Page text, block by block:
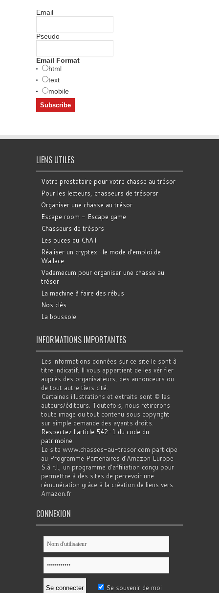
Email
Pseudo
Email Format
html
text
mobile
LIENS UTILES
Votre prestataire pour votre chasse au trésor
Pour les lecteurs, chasseurs de trésorsr
Organiser une chasse au trésor
Escape room - Escape game
Chasseurs de trésors
Les puces du ChAT
Réaliser un cryptex : le mode d'emploi de
Wallace
Vademecum pour organiser une chasse au
trésor
La machine à faire des rébus
Nos clés
La boussole
INFORMATIONS IMPORTANTES
Les informations données sur ce site le sont à
titre indicatif. Il vous appartient de les vérifier
auprès des organisateurs, des annonceurs ou
de tout autre tiers cité.
Certaines illustrations et extraits sont © les
auteurs/éditeurs. Toutefois, nous retirerons
toute image ou tout contenu sous copyright
sur simple demande des ayants droits.
Respectez l'article 542-1 du code du
patrimoine.
Le site www.chasses-au-tresor.com participe
au Programme Partenaires d’Amazon Europe
S.à r.l., un programme d’affiliation conçu pour
permettre à des sites de percevoir une
rémunération grâce à la création de liens vers
Amazon.fr
CONNEXION
Se souvenir de moi